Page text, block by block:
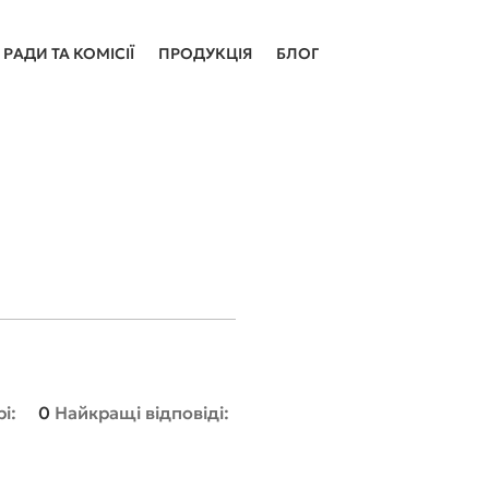
РАДИ ТА КОМІСІЇ ПРОДУКЦІЯ БЛОГ
0 Найкращі відповіді: